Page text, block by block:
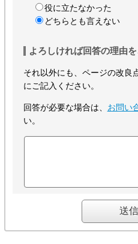
役に立たなかった
どちらとも言えない
よろしければ回答の理由
それ以外にも、ページの改良
にご記入ください。
回答が必要な場合は、 お問い
い。